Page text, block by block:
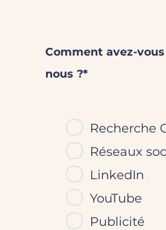
Comment avez-
nous ?*
Recherche
Réseaux
LinkedIn
YouTube
Publicité